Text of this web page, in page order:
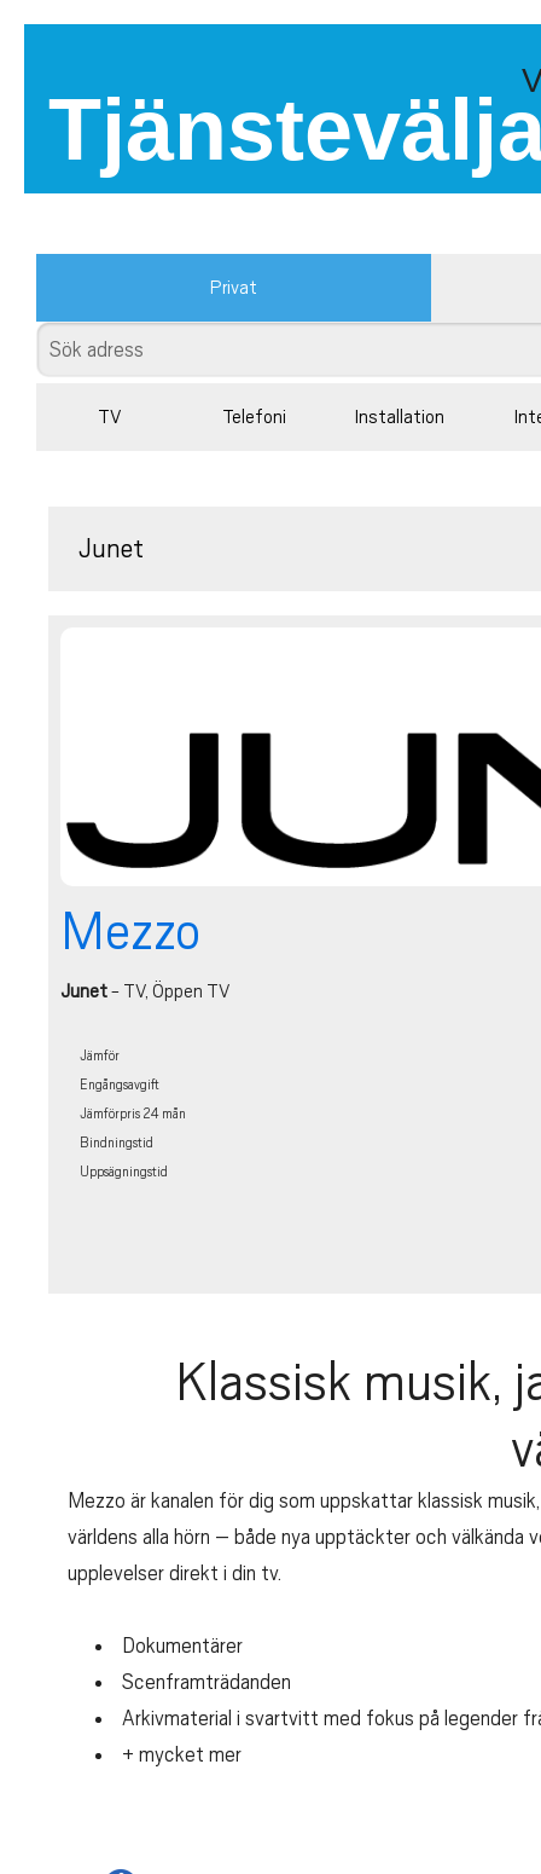
Privat
TV Telefoni Installation
Junet
Mezzo
Junet- TV, Öppen TV
Jämför
Engångsavgift
Jämförpris 24 mån
Bindningstid
Uppsägningstid
Klassisk musik,
Mezzo är kanalen för dig som uppskattar klassisk
världens alla hörn – både nya upptäckter och välkända
upplevelser direkt i din tv.
Dokumentärer
Scenframträdanden
Arkivmaterial i svartvitt med fokus på legender
+ mycket mer